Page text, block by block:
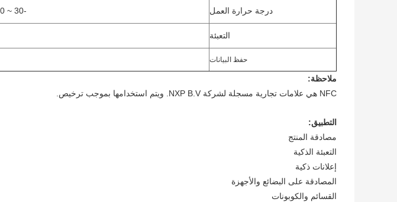
درجة حرارة العمل -30 ~ 80 درجة مئوية
التعبئة
حفظ البيانات
ملاحظة:
NFC هي علامات تجارية مسجلة لشركة NXP B.V. ويتم استخدامها بموجب ترخيص.
التطبيق:
مصادقة المنتج
التعبئة الذكية
إعلانات ذكية
المصادقة على البضائع والأجهزة
القسائم والكوبونات